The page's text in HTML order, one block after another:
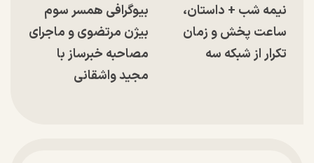
نیمه شب + داستان،
ساعت پخش و زمان
تکرار از شبکه سه
بیوگرافی همسر سوم
بیژن مرتضوی و ماجرای
مصاحبه خبرساز با
مجید واشقانی